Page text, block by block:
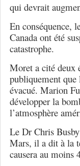
qui devrait
En conséquence,
Canada ont été
catastrophe.
Moret a cité deux
publiquement que
évacué. Marion
développer la
l’atmosphère
Le Dr Chris
Mars, il a dit à la
causera au moins